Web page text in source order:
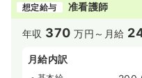
想定給与 准看護師
年収 370 万円～ 月給
月給内訳